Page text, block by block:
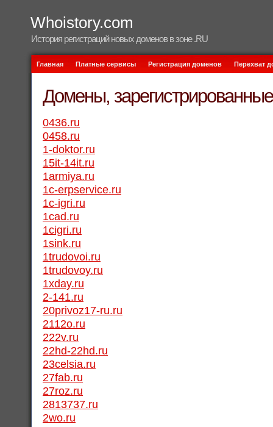
Whoistory.com
История регистраций новых доменов в зоне .RU
Главная Платные сервисы Регистрация доменов Перехват
Домены,
0436.ru
0458.ru
1-doktor.ru
15it-14it.ru
1armiya.ru
1c-erpservice.ru
1c-igri.ru
1cad.ru
1cigri.ru
1sink.ru
1trudovoi.ru
1trudovoy.ru
1xday.ru
2-141.ru
20privoz17-ru.ru
2112o.ru
222v.ru
22hd-22hd.ru
23celsia.ru
27fab.ru
27roz.ru
2813737.ru
2wo.ru